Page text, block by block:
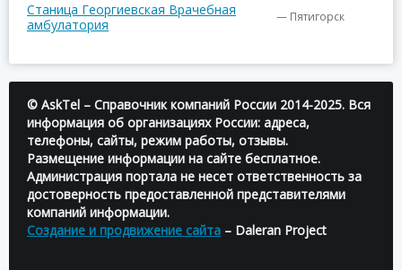
Станица Георгиевская Врачебная
амбулатория
— Пятигорск
© AskTel – Справочник компаний России 2014-2025. Вся
информация об организациях России: адреса,
телефоны, сайты, режим работы, отзывы.
Размещение информации на сайте бесплатное.
Администрация портала не несет ответственность за
достоверность предоставленной представителями
компаний информации.
Создание и продвижение сайта – Daleran Project